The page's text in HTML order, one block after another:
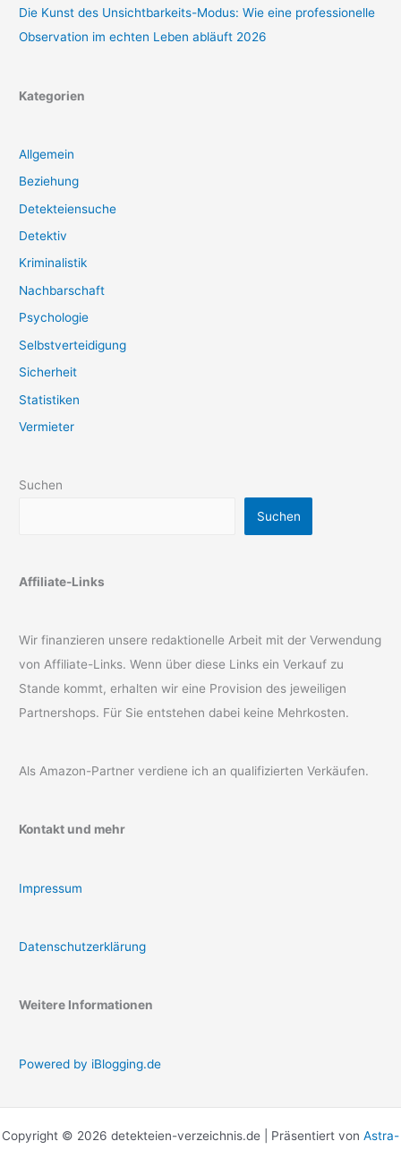
Die Kunst des Unsichtbarkeits-Modus: Wie eine professionelle
Observation im echten Leben abläuft 2026
Kategorien
Allgemein
Beziehung
Detekteiensuche
Detektiv
Kriminalistik
Nachbarschaft
Psychologie
Selbstverteidigung
Sicherheit
Statistiken
Vermieter
Suchen
Suchen
Affiliate-Links
Wir finanzieren unsere redaktionelle Arbeit mit der Verwendung
von Affiliate-Links. Wenn über diese Links ein Verkauf zu
Stande kommt, erhalten wir eine Provision des jeweiligen
Partnershops. Für Sie entstehen dabei keine Mehrkosten.
Als Amazon-Partner verdiene ich an qualifizierten Verkäufen.
Kontakt und mehr
Impressum
Datenschutzerklärung
Weitere Informationen
Powered by iBlogging.de
Copyright © 2026 detekteien-verzeichnis.de | Präsentiert von Astra-